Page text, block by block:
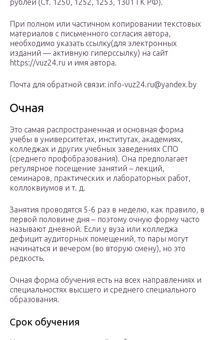
рублей (Ст. 1250, 1252, 1253, 1301 ГК РФ).
При полном или частичном копировании текстовых
материалов с письменного согласия автора,
необходимо указать ссылку(для электронных
изданий — активную гиперссылку) на сайт
https://vuz24.ru и имя автора.
Почта для обратной связи: info-vuz24.ru@yandex.by
Очная
Это самая распространенная и основная форма
учебы в университетах, институтах, академиях,
колледжах и других учебных заведениях СПО
(среднего профобразования). Она предполагает
регулярное посещение занятий – лекций,
семинаров, практических и лабораторных работ,
коллоквиумов и т. д.
Занятия проводятся 5-6 раз в неделю, как правило, в
первой половине дня – поэтому очную форму часто
называют дневной. Если у вуза или колледжа
дефицит аудиторных помещений, то пары могут
начинаться и вечером (во вторую смену), но это
редкость.
Очная форма обучения есть на всех направлениях и
специальностях высшего и среднего специального
образования.
Срок обучения